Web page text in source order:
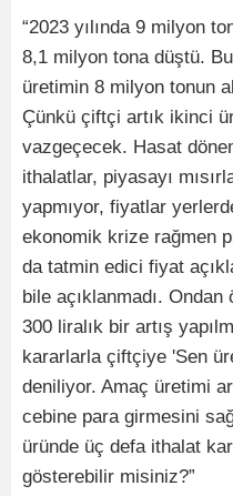
“2023 yılında 9 milyon
8,1 milyon tona düştü.
üretimin 8 milyon tonun
Çünkü çiftçi artık ikinci
vazgeçecek. Hasat
ithalatlar, piyasayı
yapmıyor, fiyatlar
ekonomik krize rağmen
da tatmin edici fiyat
bile açıklanmadı.
300 liralık bir artış
kararlarla çiftçiye 'Sen
deniliyor. Amaç üretimi
cebine para girmesini
üründe üç defa ithalat
gösterebilir misiniz?”